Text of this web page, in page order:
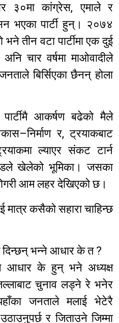
३०मा कांग्रेस, एमाले र
भएका पार्टी हुन्। २०७४
तीन वटा पार्टीमा एक दुई
चार वर्षमा माओवादीले
बिर्सिएका छैनन् होला
पार्टीमै आकर्षण बढेको मैले
र, ट्रयाकबाट
ल्याएर संकट टार्न
खेलेको भूमिका। जसका
आम लहर देखिएको छ।
मात्र कसैको सहारा चाहिन्छ
भन्ने आधार के त ?
आधार के हुन् भने अध्यक्ष
चुनाव लड्ने रे भनेर
जनताले मलाई भेटेरै
र जिताउने जिम्मा